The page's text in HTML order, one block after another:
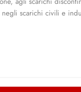
scarichi civili e